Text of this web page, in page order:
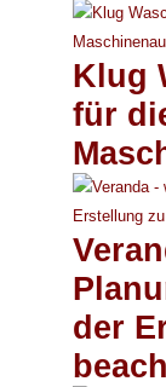
Klug
für
der